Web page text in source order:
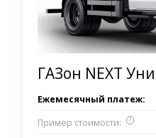
ГАЗон NEXT
Ежемесячный платеж:
Пример стоимости:
?